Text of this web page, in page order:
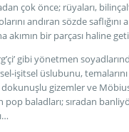
çok önce; rüyaları,
andıran sözde
akımın bir parçası haline
gibi yönetmen
işitsel üslubunu,
gizemler ve
baladları; sıradan